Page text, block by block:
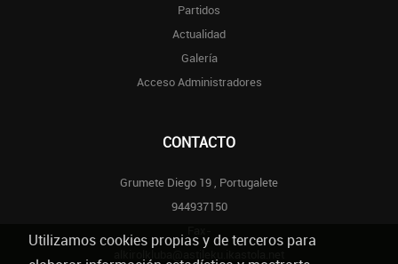
Partidos
Actualidad
Galería
Acceso Administradores
CONTACTO
Grumete Diego 19 , Portugalete
944937150
Utilizamos cookies propias y de terceros para